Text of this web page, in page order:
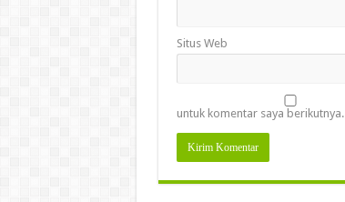
Situs Web
untuk komentar saya berikutnya.